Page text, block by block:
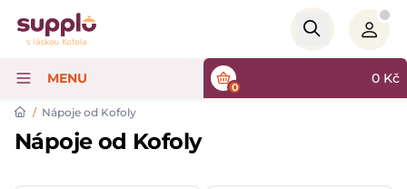
Logo
MENU
0
0 Kč
/ Nápoje od Kofoly
Nápoje od Kofoly